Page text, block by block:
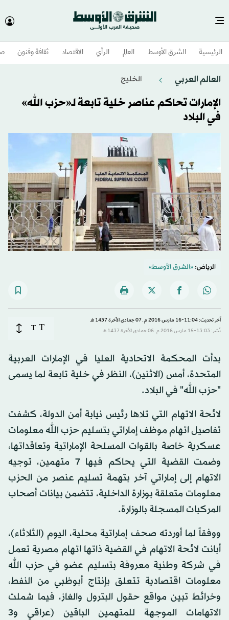
الرئيسية الشرق الأوسط​ العالم الرأي الاقتصاد ثقافة وفنون
العالم العربي الخليج
الإمارات تحاكم عناصر خلية تابعة لـ«حزب الله»
في البلاد
الرياض:«الشرق الأوسط»
آخر تحديث: 11:04-16 مارس 2016 م ـ 07 جمادى الآخرة 1437 هـ
نُشر: 13:03-15 مارس 2016 م ـ 06 جمادى الآخرة 1437 هـ
T
T
بدأت المحكمة الاتحادية العليا في الإمارات العربية
المتحدة، أمس (الاثنين)، النظر في خلية تابعة لما يسمى
"حزب الله" في البلاد.
لائحة الاتهام التي تلاها رئيس نيابة أمن الدولة، كشفت
تفاصيل اتهام موظف إماراتي بتسليم حزب الله معلومات
عسكرية خاصة بالقوات المسلحة الإماراتية وتعاقداتها،
وضمت القضية التي يحاكم فيها 7 متهمين، توجيه
الاتهام إلى إماراتي آخر بتهمة تسليم عنصر من الحزب
معلومات متعلقة بوزارة الداخلية، تتضمن بيانات أصحاب
المركبات المسجلة بالوزارة.
ووفقاً لما أوردته صحف إماراتية محلية، اليوم (الثلاثاء)،
أبانت لائحة الاتهام في القضية ذاتها اتهام مصرية تعمل
في شركة وطنية معروفة بتسليم عضو في حزب الله
معلومات اقتصادية تتعلق بإنتاج أبوظبي من النفط،
وخرائط تبين مواقع حقول البترول والغاز، فيما شملت
الاتهامات الموجهة للمتهمين الباقين (عراقي و3